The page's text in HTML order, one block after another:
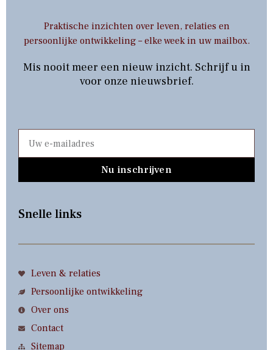
Praktische inzichten over leven, relaties en
persoonlijke ontwikkeling – elke week in uw mailbox.
Mis nooit meer een nieuw inzicht. Schrijf u in
voor onze nieuwsbrief.
Nu inschrijven
Snelle links
Leven & relaties
Persoonlijke ontwikkeling
Over ons
Contact
Sitemap